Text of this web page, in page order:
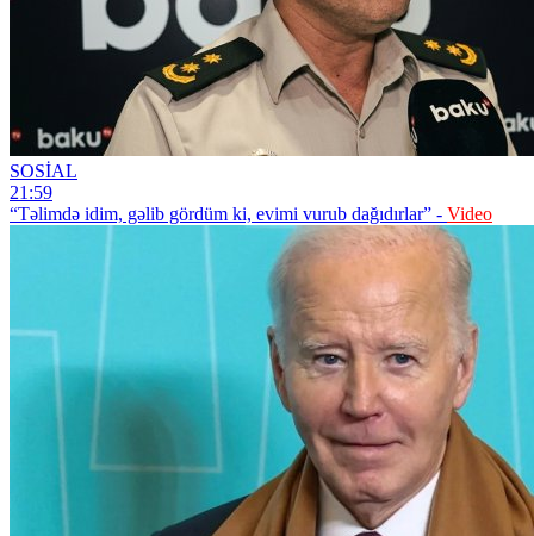
SOSİAL
21:59
“Təlimdə idim, gəlib gördüm ki, evimi vurub dağıdırlar” - Video